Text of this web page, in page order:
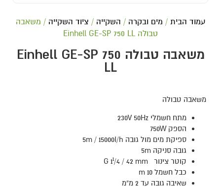
עמוד הבית / מים ובקרה / השקייה / ציוד השקייה / משאבה
טבולה Einhell GE-SP 750 LL
משאבה טבולה Einhell GE-SP 750
LL
משאבה טבולה
מתח חשמלי 230V 50Hz
הספק 750W
ספיקת מים מול גובה 5m / 15000I/h
גובה סניקה 5m
קוטר צינור G 1
1/4 / 42 mm
כבל חשמל 10 m
שאיבה גובה עד 2 מ”מ